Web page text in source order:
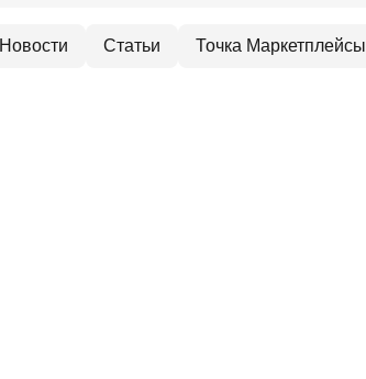
Новости Статьи Точка Маркетплейсы